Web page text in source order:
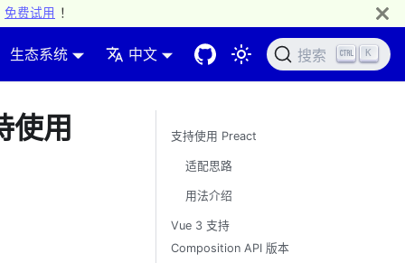
免费试用 ！
生态系统 中文 搜索 K
用 支持使用 Preact
适配思路
用法介绍
Vue 3 支持
Composition API 版本